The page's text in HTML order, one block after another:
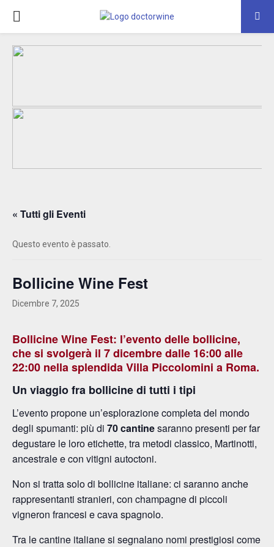
PRIMARY
MENU
« Tutti gli Eventi
Questo evento è passato.
Bollicine Wine Fest
Dicembre 7, 2025
Bollicine Wine Fest: l’evento delle bollicine,
che si svolgerà il 7 dicembredalle 16:00 alle
22:00 nella splendidaVilla Piccolomini a Roma.
Un viaggio fra bollicine di tutti i tipi
L’evento propone un’esplorazione completa del mondo
degli spumanti: più di 70 cantinesaranno presenti per far
degustare le loro etichette, tra metodi classico, Martinotti,
ancestrale e con vitigni autoctoni.
Non si tratta solo di bollicine italiane: ci saranno anche
rappresentanti stranieri, con champagne di piccoli
vigneron francesi e cava spagnolo.
Tra le cantine italiane si segnalano nomi prestigiosi come